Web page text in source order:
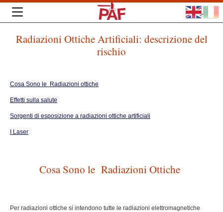
Radiazioni Ottiche Artificiali: descrizione del
rischio
Cosa Sono le Radiazioni ottiche
Effetti sulla salute
Sorgenti di esposizione a radiazioni ottiche artificiali
I Laser
Cosa Sono le Radiazioni Ottiche
Per radiazioni ottiche si intendono tutte le radiazioni elettromagnetiche